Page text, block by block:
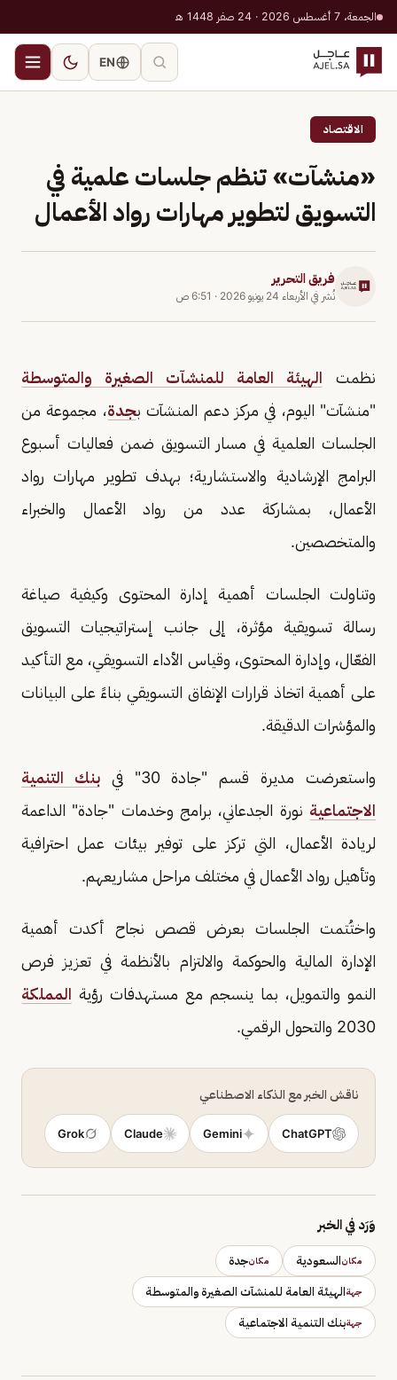
الجمعة، 7 أغسطس 2026 · 24 صفر 1448 هـ
EN
الاقتصاد
«منشآت» تنظم جلسات علمية في
التسويق لتطوير مهارات رواد الأعمال
فريق التحرير
نُشر في الأربعاء 24 يونيو 2026 · 6:51 ص
نظمت الهيئة العامة للمنشآت الصغيرة والمتوسطة
"منشآت" اليوم، في مركز دعم المنشآت بجدة، مجموعة من
الجلسات العلمية في مسار التسويق ضمن فعاليات أسبوع
البرامج الإرشادية والاستشارية؛ بهدف تطوير مهارات رواد
الأعمال، بمشاركة عدد من رواد الأعمال والخبراء
والمتخصصين.
وتناولت الجلسات أهمية إدارة المحتوى وكيفية صياغة
رسالة تسويقية مؤثرة، إلى جانب إستراتيجيات التسويق
الفعّال، وإدارة المحتوى، وقياس الأداء التسويقي، مع التأكيد
على أهمية اتخاذ قرارات الإنفاق التسويقي بناءً على البيانات
والمؤشرات الدقيقة.
واستعرضت مديرة قسم "جادة 30" في
بنك التنمية
الاجتماعية نورة الجدعاني، برامج وخدمات "جادة" الداعمة
لريادة الأعمال، التي تركز على توفير بيئات عمل احترافية
وتأهيل رواد الأعمال في مختلف مراحل مشاريعهم.
واختُتمت الجلسات بعرض قصص نجاح أكدت أهمية
الإدارة المالية والحوكمة والالتزام بالأنظمة في تعزيز فرص
النمو والتمويل، بما ينسجم مع مستهدفات رؤية المملكة
2030 والتحول الرقمي.
ناقش الخبر مع الذكاء الاصطناعي
ChatGPT
Gemini
Claude
Grok
وَرَد في الخبر
مكانالسعودية مكانجدة
جهةالهيئة العامة للمنشآت الصغيرة والمتوسطة
جهةبنك التنمية الاجتماعية